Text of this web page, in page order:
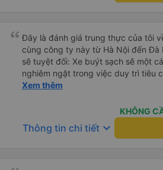
Đây là đánh giá trung thực của tôi
cùng công ty này từ Hà Nội đến Đà
sẽ tuyệt đối: Xe buýt sạch sẽ một
nghiêm ngặt trong việc duy trì tiêu
phép ăn trên xe. Đây là lần đầu tiên
xe buýt đều trông mới và sạch sẽ.
trên xe hoạt động hoàn hảo trong
sạc: Có sẵn cổng sạc USB và USB-
Xem thêm
KHÔNG
Thông tin chi tiết keyboard_arrow_down